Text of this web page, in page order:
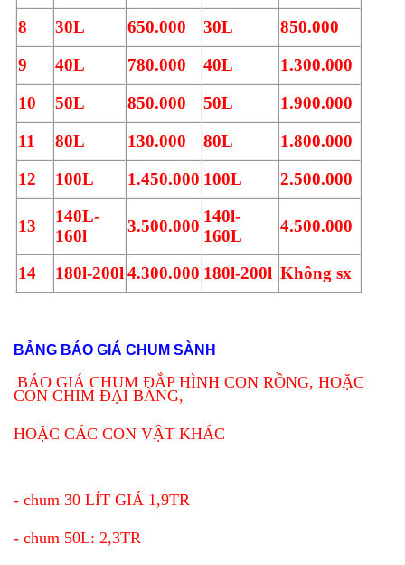
8
30L 650.000 30L
850.000
9
40L 780.000 40L
1.300.000
10
50L 850.000 50L
1.900.000
11
80L 130.000 80L
1.800.000
12
100L 1.450.000 100L 2.500.000
13
140L-
160l
3.500.000
140l-
160L
4.500.000
14 180l-200l 4.300.000 180l-200l Không sx
BẢNG BÁO GIÁ CHUM SÀNH
BÁO GIÁ CHUM ĐẮP HÌNH CON RỒNG, HOẶC
CON CHIM ĐẠI BÀNG,
HOẶC CÁC CON VẬT KHÁC
- chum 30 LÍT GIÁ 1,9TR
- chum 50L: 2,3TR